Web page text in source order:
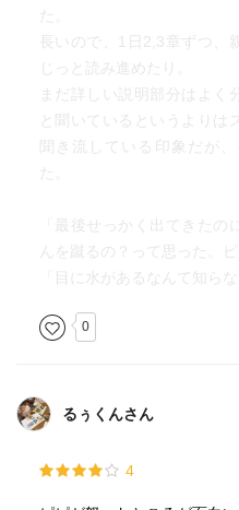
た。
長いので、1日2,3章ずつ、
じっと読み進めたり。
まだ詳しい説明部分はよく
と聞いているというよりは
聞き流している印象だが
た。
「最後せっかく出てきたの
んを蹴るの？って思った。
「目に水があるなんて知ら
0
るぅくんさん
4